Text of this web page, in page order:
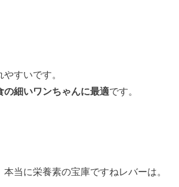
すいです。
細いワンちゃんに最適です。
本当に栄養素の宝庫ですねレバーは。